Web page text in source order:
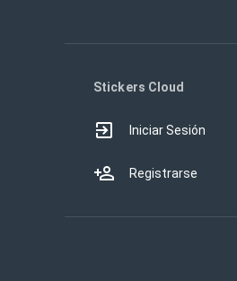
Stickers Cloud
Iniciar Sesión
Registrarse